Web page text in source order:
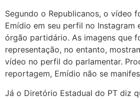
Segundo o Republicanos, o vídeo
Emídio em seu perfil no Instagram
órgão partidário. As imagens que
representação, no entanto,
vídeo no perfil do parlamentar.
reportagem, Emídio não se
Já o Diretório Estadual do PT diz